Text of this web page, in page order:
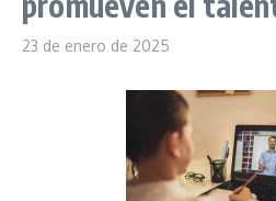
23 de enero de 2025